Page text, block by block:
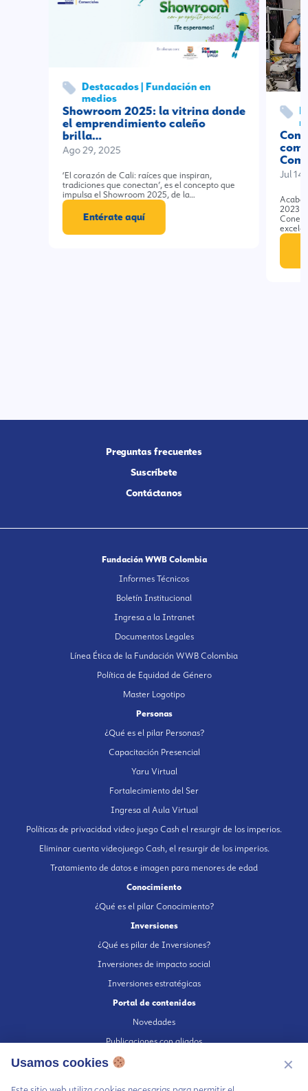
Destacados | Fundación en
medios
Showroom 2025: la vitrina donde
el emprendimiento caleño
brilla…
Ago 29, 2025
‘El corazón de Cali: raíces que inspiran,
tradiciones que conectan’, es el concepto que
impulsa el Showroom 2025, de la…
Entérate aquí
Jul
2023
Preguntas frecuentes
Suscríbete
Contáctanos
Fundación WWB Colombia
Informes Técnicos
Boletín Institucional
Ingresa a la Intranet
Documentos Legales
Línea Ética de la Fundación WWB Colombia
Política de Equidad de Género
Master Logotipo
Personas
¿Qué es el pilar Personas?
Capacitación Presencial
Yaru Virtual
Fortalecimiento del Ser
Ingresa al Aula Virtual
Políticas de privacidad video juego Cash el resurgir de los imperios.
Eliminar cuenta videojuego Cash, el resurgir de los imperios.
Tratamiento de datos e imagen para menores de edad
Conocimiento
¿Qué es el pilar Conocimiento?
Inversiones
¿Qué es pilar de Inversiones?
Inversiones de impacto social
Inversiones estratégicas
Portal de contenidos
Novedades
Publicaciones con aliados
Fundación en medios
Usamos cookies ✕